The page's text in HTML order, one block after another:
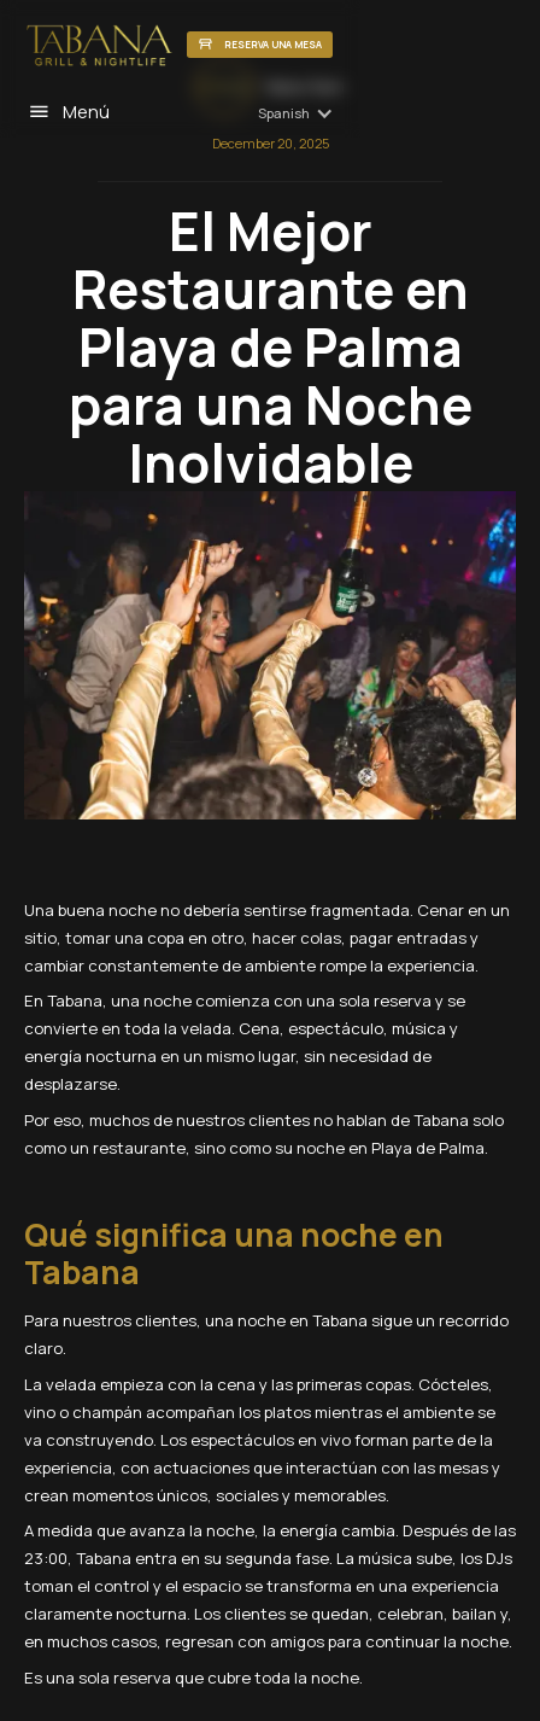
RESERVA UNA MESA
Menú Spanish
December 20, 2025
El Mejor
Restaurante en
Playa de Palma
para una Noche
Inolvidable
Una buena noche no debería sentirse fragmentada. Cenar en un
sitio, tomar una copa en otro, hacer colas, pagar entradas y
cambiar constantemente de ambiente rompe la experiencia.
En Tabana, una noche comienza con una sola reserva y se
convierte en toda la velada. Cena, espectáculo, música y
energía nocturna en un mismo lugar, sin necesidad de
desplazarse.
Por eso, muchos de nuestros clientes no hablan de Tabana solo
como un restaurante, sino como su noche en Playa de Palma.
Qué significa una noche en
Tabana
Para nuestros clientes, una noche en Tabana sigue un recorrido
claro.
La velada empieza con la cena y las primeras copas. Cócteles,
vino o champán acompañan los platos mientras el ambiente se
va construyendo. Los espectáculos en vivo forman parte de la
experiencia, con actuaciones que interactúan con las mesas y
crean momentos únicos, sociales y memorables.
A medida que avanza la noche, la energía cambia. Después de las
23:00, Tabana entra en su segunda fase. La música sube, los DJs
toman el control y el espacio se transforma en una experiencia
claramente nocturna. Los clientes se quedan, celebran, bailan y,
en muchos casos, regresan con amigos para continuar la noche.
Es una sola reserva que cubre toda la noche.